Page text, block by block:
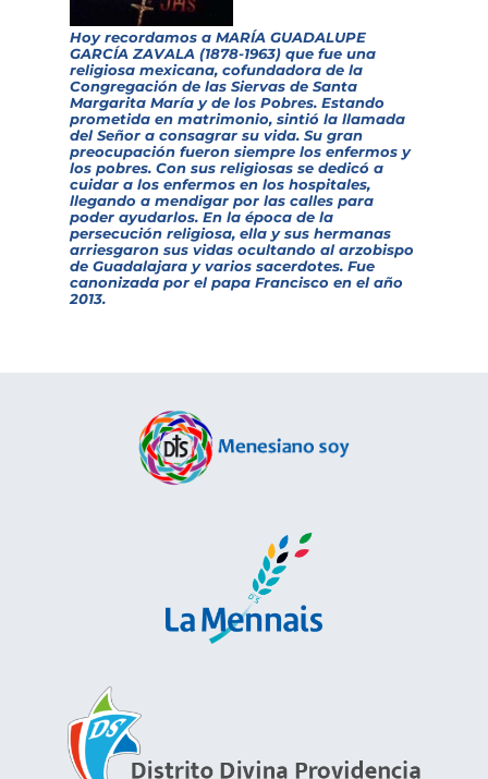
Hoy recordamos a MARÍA GUADALUPE
GARCÍA ZAVALA (1878-1963) que fue una
religiosa mexicana, cofundadora de la
Congregación de las Siervas de Santa
Margarita María y de los Pobres. Estando
prometida en matrimonio, sintió la llamada
del Señor a consagrar su vida. Su gran
preocupación fueron siempre los enfermos y
los pobres. Con sus religiosas se dedicó a
cuidar a los enfermos en los hospitales,
llegando a mendigar por las calles para
poder ayudarlos. En la época de la
persecución religiosa, ella y sus hermanas
arriesgaron sus vidas ocultando al arzobispo
de Guadalajara y varios sacerdotes. Fue
canonizada por el papa Francisco en el año
2013.